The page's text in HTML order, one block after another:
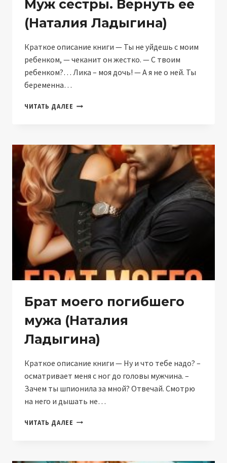
Муж сестры. Вернуть ее
(Наталия Ладыгина)
Краткое описание книги — Ты не уйдешь с моим
ребенком, — чеканит он жестко. — С твоим
ребенком?… Лика – моя дочь! — А я не о ней. Ты
беременна…
ЧИТАТЬ ДАЛЕЕ МУЖ
(НАТАЛИЯ
ЛАДЫГИНА)
Брат моего погибшего
мужа (Наталия
Ладыгина)
Краткое описание книги — Ну и что тебе надо? –
осматривает меня с ног до головы мужчина. –
Зачем ты шпионила за мной? Отвечай. Смотрю
на него и дышать не…
ЧИТАТЬ ДАЛЕЕ БРАТ
(НАТАЛИЯ